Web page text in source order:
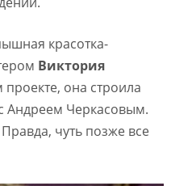
красотка-
Виктория
она строила
Андреем Черкасовым.
чуть позже все